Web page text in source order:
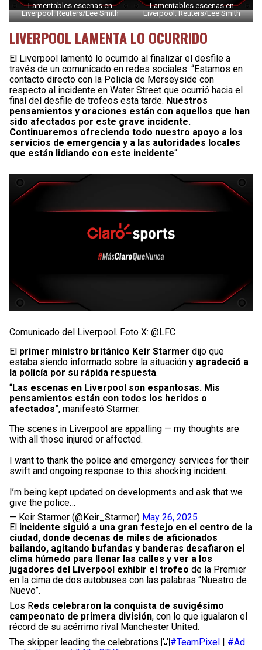
Lamentables escenas en
Liverpool. Reuters/Lee Smith
Lamentables escenas en
Liverpool. Reuters/Lee Smith
LIVERPOOL LAMENTA LO OCURRIDO
El Liverpool lamentó lo ocurrido al finalizar el desfile a
través de un comunicado en redes sociales: “Estamos en
contacto directo con la Policía de Merseyside con
respecto al incidente en Water Street que ocurrió hacia el
final del desfile de trofeos esta tarde. Nuestros
pensamientos y oraciones están con aquellos que han
sido afectados por este grave incidente.
Continuaremos ofreciendo todo nuestro apoyo a los
servicios de emergencia y a las autoridades locales
que están lidiando con este incidente“.
Comunicado del Liverpool. Foto X: @LFC
El primer ministro británico Keir Starmer dijo que
estaba siendo informado sobre la situación y agradeció a
la policía por su rápida respuesta.
“Las escenas en Liverpool son espantosas. Mis
pensamientos están con todos los heridos o
afectados”, manifestó Starmer.
The scenes in Liverpool are appalling — my thoughts are
with all those injured or affected.
I want to thank the police and emergency services for their
swift and ongoing response to this shocking incident.
I’m being kept updated on developments and ask that we
give the police…
— Keir Starmer (@Keir_Starmer) May 26, 2025
El incidente siguió a una gran festejo en el centro de la
ciudad, donde decenas de miles de aficionados
bailando, agitando bufandas y banderas desafiaron el
clima húmedo para llenar las calles y ver a los
jugadores del Liverpool exhibir el trofeo de la Premier
en la cima de dos autobuses con las palabras “Nuestro de
Nuevo”.
Los Reds celebraron la conquista de suvigésimo
campeonato de primera división, con lo que igualaron el
récord de su acérrimo rival Manchester United.
The skipper leading the celebrations 🙌#TeamPixel | #Ad